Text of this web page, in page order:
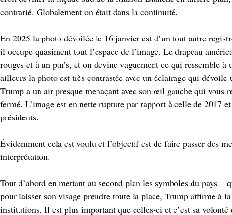
contrarié. Globalement on était dans la continuité.
En 2025 la photo dévoilée le 16 janvier est d’un tout autre
il occupe quasiment tout l’espace de l’image. Le drapeau
rouges et à un pin’s, et on devine vaguement ce qui ressemble
ailleurs la photo est très contrastée avec un éclairage qui
Trump a un air presque menaçant avec son œil gauche qui
fermé. L’image est en nette rupture par rapport à celle de 2017
présidents.
Évidemment cela est voulu et l’objectif est de faire passer des
interprétation.
Tout d’abord en mettant au second plan les symboles du pays
pour laisser son visage prendre toute la place, Trump affirme à
institutions. Il est plus important que celles-ci et c’est sa volonté